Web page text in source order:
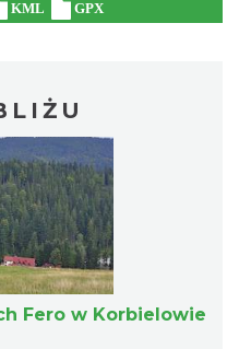
Fero w Korbielowie